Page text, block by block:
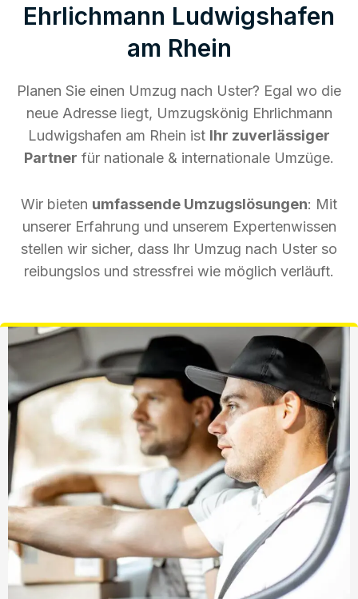
Ehrlichmann Ludwigshafen
am Rhein
Planen Sie einen Umzug nach Uster? Egal wo die
neue Adresse liegt, Umzugskönig Ehrlichmann
Ludwigshafen am Rhein ist Ihr zuverlässiger
Partner für nationale & internationale Umzüge.
Wir bieten umfassende Umzugslösungen: Mit
unserer Erfahrung und unserem Expertenwissen
stellen wir sicher, dass Ihr Umzug nach Uster so
reibungslos und stressfrei wie möglich verläuft.